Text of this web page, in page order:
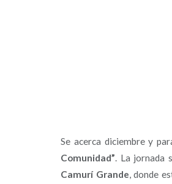
Se acerca diciembre y
Comunidad” . La jornada
Camurí Grande , donde